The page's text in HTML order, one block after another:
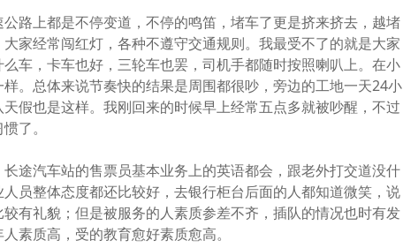
路上都是不停变道，不停的鸣笛，堵车了更是挤来挤去，越堵
家经常闯红灯，各种不遵守交通规则。我最受不了的就是大家
车，卡车也好，三轮车也罢，司机手都随时按照喇叭上。在小
。总体来说节奏快的结果是周围都很吵，旁边的工地一天24小
假也是这样。我刚回来的时候早上经常五点多就被吵醒，不过
了。
途汽车站的售票员基本业务上的英语都会，跟老外打交道没什
员整体态度都还比较好，去银行柜台后面的人都知道微笑，说
有礼貌；但是被服务的人素质参差不齐，插队的情况也时有发
素质高，受的教育愈好素质愈高。